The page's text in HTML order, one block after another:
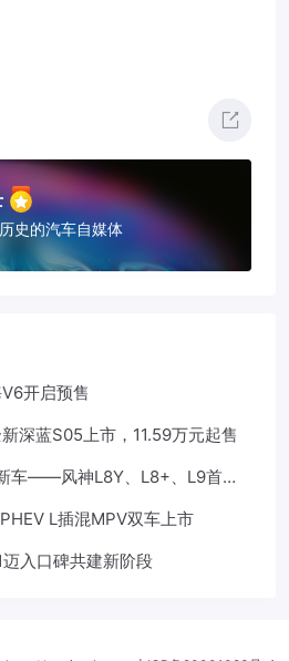
史的汽车自媒体
开启预售
深蓝S05上市，11.59万元起售
车——风神L8Y、L8+、L9首发
L插混MPV双车上市
入口碑共建新阶段